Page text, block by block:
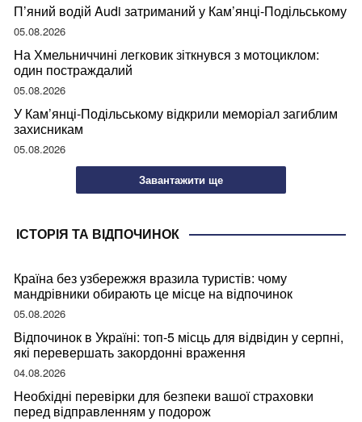
П’яний водій Audi затриманий у Кам’янці-Подільському
05.08.2026
На Хмельниччині легковик зіткнувся з мотоциклом:
один постраждалий
05.08.2026
У Кам’янці-Подільському відкрили меморіал загиблим
захисникам
05.08.2026
Завантажити ще
ІСТОРІЯ ТА ВІДПОЧИНОК
Країна без узбережжя вразила туристів: чому
мандрівники обирають це місце на відпочинок
05.08.2026
Відпочинок в Україні: топ-5 місць для відвідин у серпні,
які перевершать закордонні враження
04.08.2026
Необхідні перевірки для безпеки вашої страховки
перед відправленням у подорож